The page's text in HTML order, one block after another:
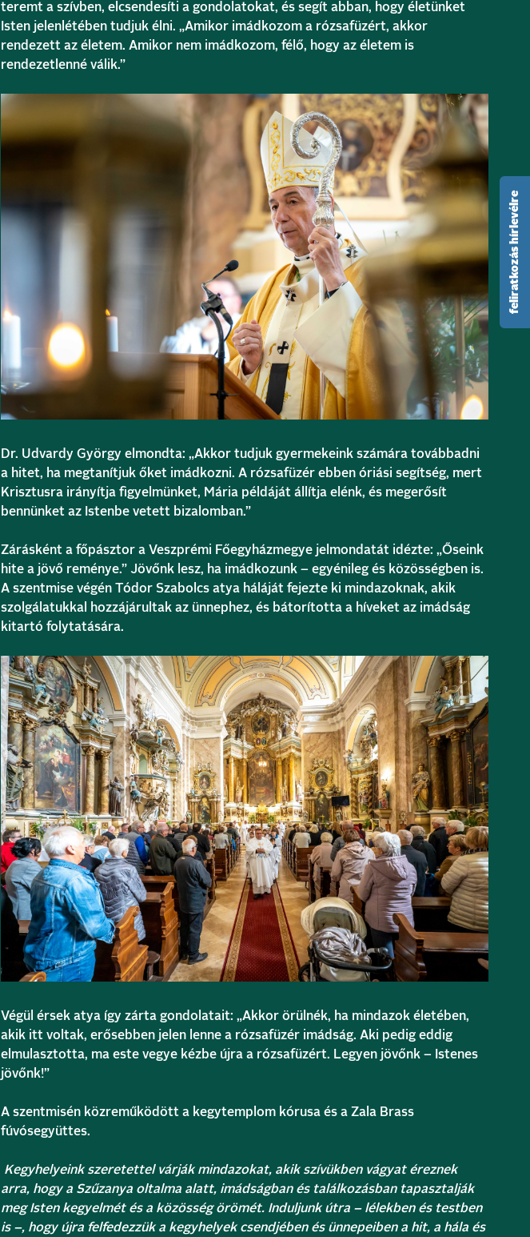
teremt a szívben, elcsendesíti a gondolatokat, és segít abban, hogy életünket
Isten jelenlétében tudjuk élni. „Amikor imádkozom a rózsafüzért, akkor
rendezett az életem. Amikor nem imádkozom, félő, hogy az életem is
rendezetlenné válik.”
Dr. Udvardy György elmondta: „Akkor tudjuk gyermekeink számára továbbadni
a hitet, ha megtanítjuk őket imádkozni. A rózsafüzér ebben óriási segítség, mert
Krisztusra irányítja figyelmünket, Mária példáját állítja elénk, és megerősít
bennünket az Istenbe vetett bizalomban.”
Zárásként a főpásztor a Veszprémi Főegyházmegye jelmondatát idézte: „Őseink
hite a jövő reménye.” Jövőnk lesz, ha imádkozunk – egyénileg és közösségben is.
A szentmise végén Tódor Szabolcs atya háláját fejezte ki mindazoknak, akik
szolgálatukkal hozzájárultak az ünnephez, és bátorította a híveket az imádság
kitartó folytatására.
Végül érsek atya így zárta gondolatait: „Akkor örülnék, ha mindazok életében,
akik itt voltak, erősebben jelen lenne a rózsafüzér imádság. Aki pedig eddig
elmulasztotta, ma este vegye kézbe újra a rózsafüzért. Legyen jövőnk – Istenes
jövőnk!”
A szentmisén közreműködött a kegytemplom kórusa és a Zala Brass
fúvósegyüttes.
Kegyhelyeink szeretettel várják mindazokat, akik szívükben vágyat éreznek
arra, hogy a Szűzanya oltalma alatt, imádságban és találkozásban tapasztalják
meg Isten kegyelmét és a közösség örömét. Induljunk útra – lélekben és testben
is –, hogy újra felfedezzük a kegyhelyek csendjében és ünnepeiben a hit, a hála és
feliratkozás hírlevélre